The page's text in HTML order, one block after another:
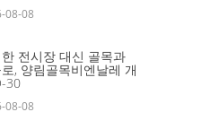
08-08
전시장 대신 골목과
, 양림골목비엔날레 개
30
08-08